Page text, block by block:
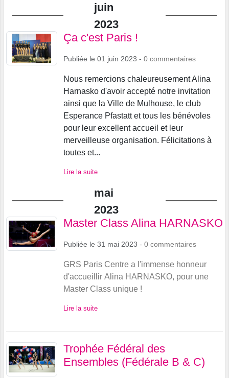
juin
2023
Ça c'est Paris !
Publiée le 01 juin 2023 - 0 commentaires
Nous remercions chaleureusement Alina
Harnasko d'avoir accepté notre invitation
ainsi que la Ville de Mulhouse, le club
Esperance Pfastatt et tous les bénévoles
pour leur excellent accueil et leur
merveilleuse organisation. Félicitations à
toutes et...
Lire la suite
mai
2023
Master Class Alina HARNASKO
Publiée le 31 mai 2023 - 0 commentaires
GRS Paris Centre a l'immense honneur
d'accueillir Alina HARNASKO, pour une
Master Class unique !
Lire la suite
Trophée Fédéral des
Ensembles (Fédérale B & C)